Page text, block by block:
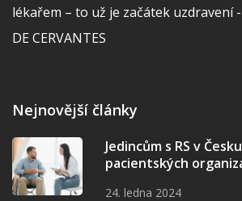
lékařem – to už je začátek uzdravení
DE CERVANTES
Nejnovější články
Jedincům s RS v
pacientských
24. ledna 2024